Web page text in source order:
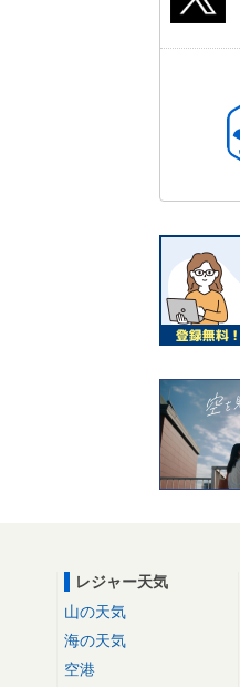
レジャー天気
山の天気
海の天気
空港